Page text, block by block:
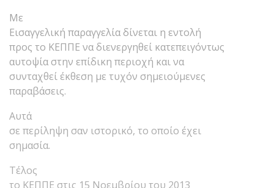
Με
Εισαγγελική παραγγελία δίνεται η εντολή
προς το ΚΕΠΠΕ να διενεργηθεί κατεπειγόντως
αυτοψία στην επίδικη περιοχή και να
συνταχθεί έκθεση με τυχόν σημειούμενες
παραβάσεις.
Αυτά
σε περίληψη σαν ιστορικό, το οποίο έχει
σημασία.
Τέλος
το ΚΕΠΠΕ στις 15 Νοεμβρίου του 2013